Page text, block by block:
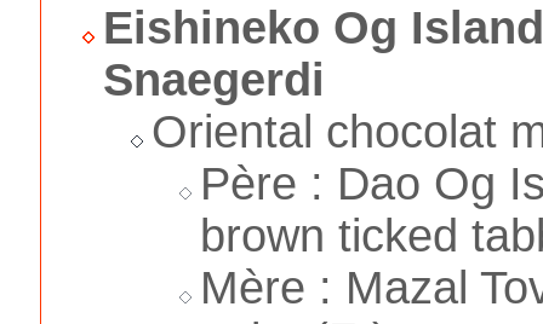
Eishineko Og
Snaegerdi
Oriental chocolat
Père : Dao Og
brown ticked
Mère : Mazal